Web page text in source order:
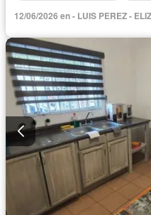
12/06/2026 en - LUIS PEREZ -